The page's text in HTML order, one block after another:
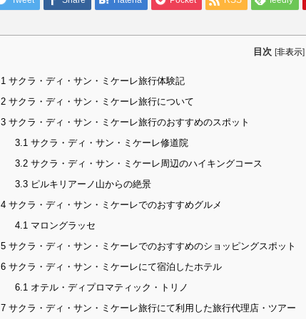
目次 [非表示]
1 サクラ・ディ・サン・ミケーレ旅行体験記
2 サクラ・ディ・サン・ミケーレ旅行について
3 サクラ・ディ・サン・ミケーレ旅行のおすすめのスポット
3.1サクラ・ディ・サン・ミケーレ修道院
3.2サクラ・ディ・サン・ミケーレ周辺のハイキングコース
3.3ピルキリアーノ山からの絶景
4 サクラ・ディ・サン・ミケーレでのおすすめグルメ
4.1マロングラッセ
5 サクラ・ディ・サン・ミケーレでのおすすめのショッピングスポット
6 サクラ・ディ・サン・ミケーレにて宿泊したホテル
6.1オテル・ディプロマティック・トリノ
7 サクラ・ディ・サン・ミケーレ旅行にて利用した旅行代理店・ツアー